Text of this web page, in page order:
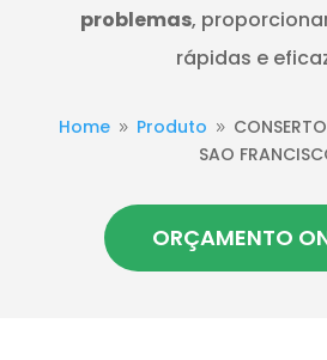
problemas,
rápidas e
Home 9 Produto 9
SAO
ORÇAMENTO